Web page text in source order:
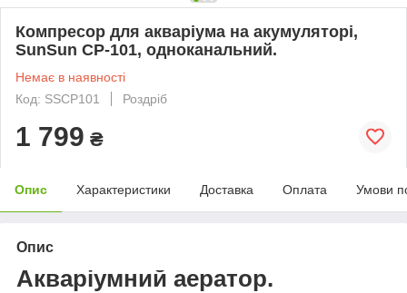
Компресор для акваріума на акумуляторі,
SunSun CP-101, одноканальний.
Немає в наявності
Код: SSCP101
Роздріб
1 799 ₴
Опис Характеристики Доставка Оплата Умови
Опис
Акваріумний аератор.